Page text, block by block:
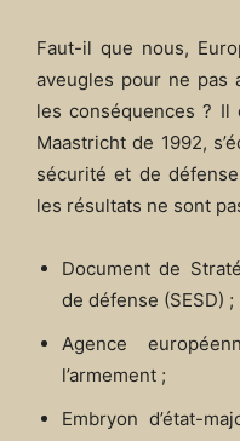
Faut-il que nous,
aveugles pour ne
les conséquences ?
Maastricht de 1992,
sécurité et de
les résultats ne sont
Document de
de défense (SESD) ;
Agence
l’armement ;
Embryon d’état-